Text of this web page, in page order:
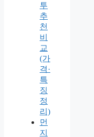
투
추
천
비
교
(가
격·
특
징
정
리)
먼
지